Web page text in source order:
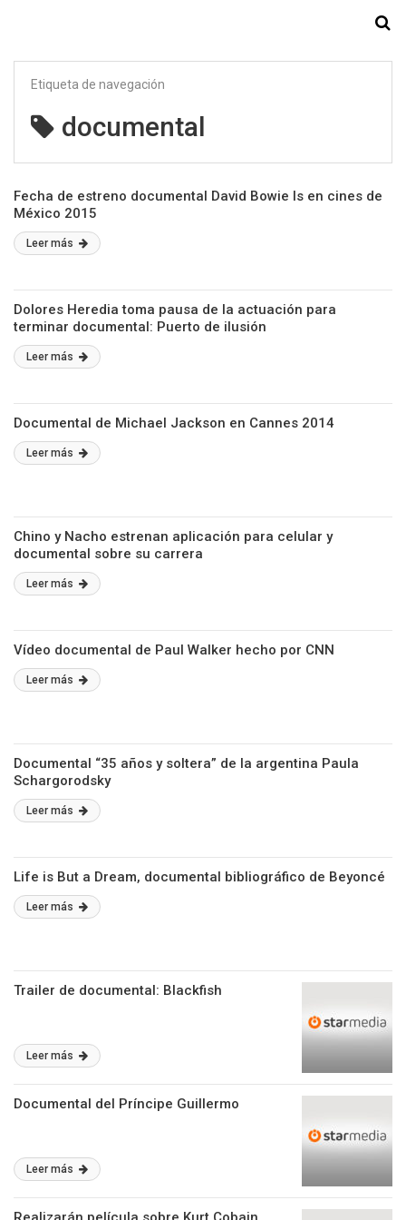
Etiqueta de navegación
documental
Fecha de estreno documental David Bowie Is en cines de
México 2015
Leer más
Dolores Heredia toma pausa de la actuación para
terminar documental: Puerto de ilusión
Leer más
Documental de Michael Jackson en Cannes 2014
Leer más
Chino y Nacho estrenan aplicación para celular y
documental sobre su carrera
Leer más
Vídeo documental de Paul Walker hecho por CNN
Leer más
Documental “35 años y soltera” de la argentina Paula
Schargorodsky
Leer más
Life is But a Dream, documental bibliográfico de Beyoncé
Leer más
Trailer de documental: Blackfish
Leer más
Documental del Príncipe Guillermo
Leer más